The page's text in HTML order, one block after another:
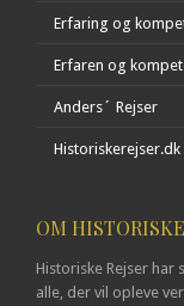
Erfaring og
Erfaren og
Anders´ Rejser
OM HISTORISKE
Historiske Rejser har
alle, der vil opleve